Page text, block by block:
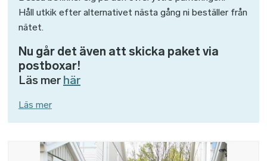
Håll utkik efter alternativet nästa gång ni beställer från
nätet.
Nu går det även att skicka paket via
postboxar!
Läs mer här
Läs mer